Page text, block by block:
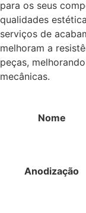
para os seus
qualidades
serviços de
melhoram a
peças,
mecânicas.
Nome
Anodização